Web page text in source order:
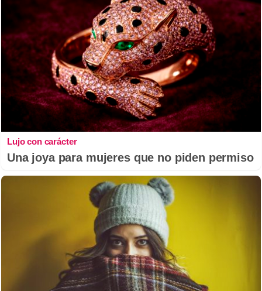
Lujo con carácter
Una joya para mujeres que no piden permiso